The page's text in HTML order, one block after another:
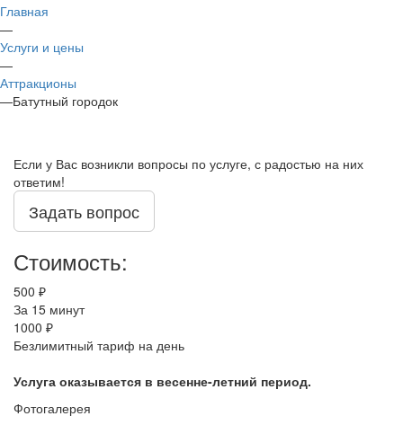
Главная
—
Услуги и цены
—
Аттракционы
—Батутный городок
Если у Вас возникли вопросы по услуге, с радостью на них
ответим!
Задать вопрос
Стоимость:
500 ₽
За 15 минут
1000 ₽
Безлимитный тариф на день
Услуга оказывается в весенне-летний период.
Фотогалерея